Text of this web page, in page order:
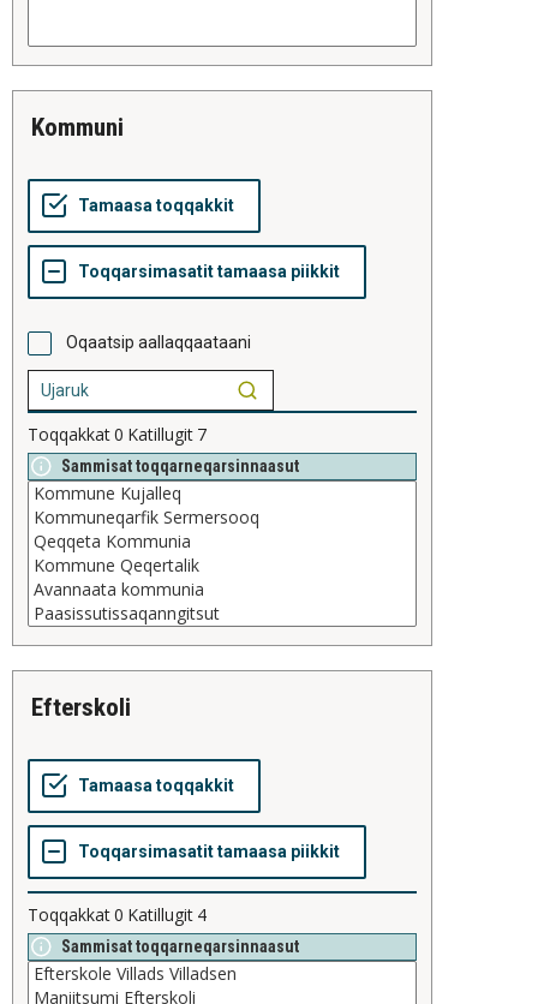
kommuni
Oqaatsip aallaqqaataani
Toqqakkat0 Katillugit 7
Sammisat toqqarneqarsinnaasut
efterskoli
Toqqakkat0 Katillugit 4
Sammisat toqqarneqarsinnaasut